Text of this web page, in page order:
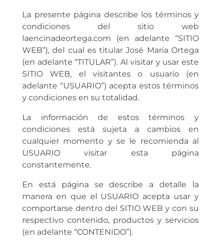
La presente página describe los términos y
condiciones del sitio web
laencinadeortega.com (en adelante “SITIO
WEB”), del cual es titular José María Ortega
(en adelante “TITULAR”). Al visitar y usar este
SITIO WEB, el visitantes o usuario (en
adelante “USUARIO”) acepta estos términos
y condiciones en su totalidad.
La información de estos términos y
condiciones está sujeta a cambios en
cualquier momento y se le recomienda al
USUARIO visitar esta página
constantemente.
En está página se describe a detalle la
manera en que el USUARIO acepta usar y
comportarse dentro del SITIO WEB y con su
respectivo contenido, productos y servicios
(en adelante “CONTENIDO”).